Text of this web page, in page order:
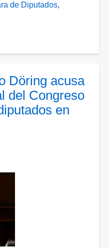
de Diputados
Döring acusa
del Congreso
en